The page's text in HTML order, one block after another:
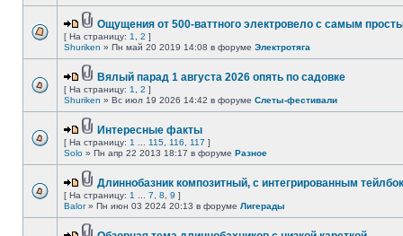
Ощущения от 500-ваттного электровело с самым
[ На страницу: 1 2 ]
Shuriken » Пн май 20 2019 14:08 в форуме Электротяга
Вялый парад 1 августа 2026 опять по садовке
[ На страницу: 1 2 ]
Shuriken » Вс июл 19 2026 14:42 в форуме Слеты-фестивали
Интересные факты
[ На страницу: 1 115 116 117 ]
Solo » Пн апр 22 2013 18:17 в форуме Разное
Длиннобазник композитный, с интегрированным
[ На страницу: 1 7 8 9 ]
Balor» Пн июн 03 2024 20:13 в форуме Лигерады